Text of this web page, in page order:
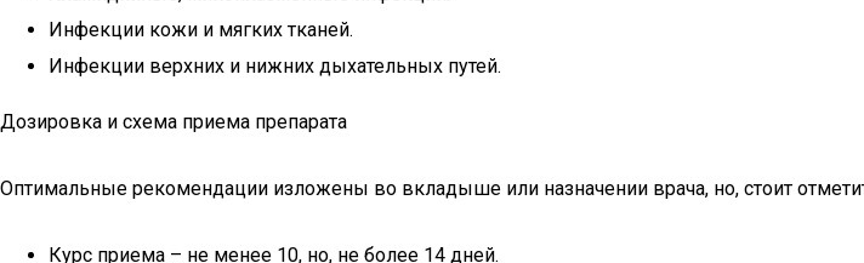
Инфекции кожи и мягких тканей.
Инфекции верхних и нижних дыхательных путей.
Дозировка и схема приема препарата
Оптимальные рекомендации изложены во вкладыше или назначении врача, но, стоит
Курс приема – не менее 10, но, не более 14 дней.